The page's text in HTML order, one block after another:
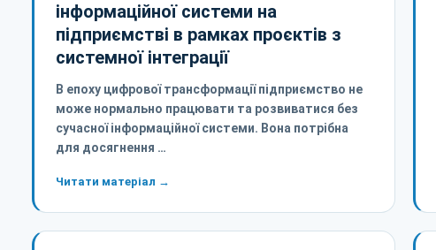
інформаційної системи на
підприємстві в рамках проєктів з
системної інтеграції
В епоху цифрової трансформації підприємство не
може нормально працювати та розвиватися без
сучасної інформаційної системи. Вона потрібна
для досягнення …
Читати матеріал →